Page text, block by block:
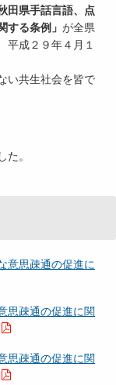
秋田県手話言語、点
する条例」 が全県
平成２９年４月１
い共生社会を皆で
。
意思疎通の促進に
思疎通の促進に関
思疎通の促進に関